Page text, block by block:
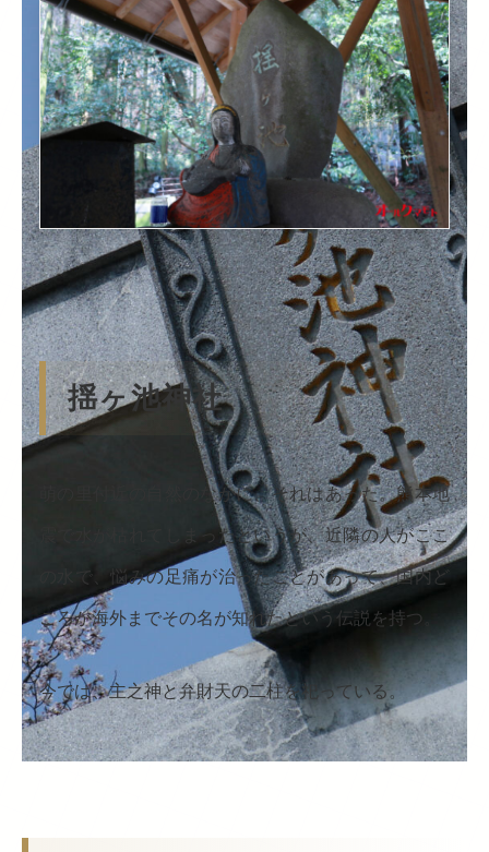
揺ヶ池神社
萌の里付近の自然のなかに、それはあった。熊本地
震で水が枯れてしまったというが、近隣の人がここ
の水で、悩みの足痛が治ったことがあって、国内ど
ころか海外までその名が知れたという伝説を持つ。
今では、主之神と弁財天の二柱を祀っている。